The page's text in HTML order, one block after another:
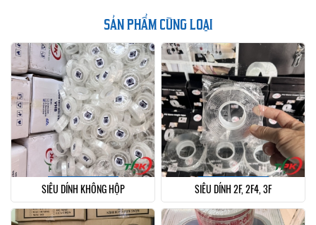
SẢN PHẨM CÙNG LOẠI
SIÊU DÍNH KHÔNG HỘP SIÊU DÍNH 2F, 2F4, 3F